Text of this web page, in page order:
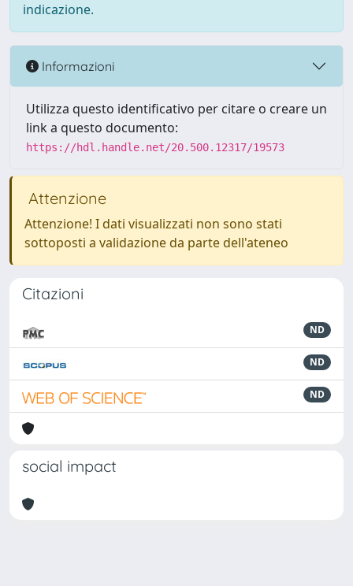
indicazione.
Informazioni
Utilizza questo identificativo per citare o creare un
link a questo documento:
https://hdl.handle.net/20.500.12317/19573
Attenzione
Attenzione! I dati visualizzati non sono stati
sottoposti a validazione da parte dell'ateneo
Citazioni
ND
ND
ND
social impact